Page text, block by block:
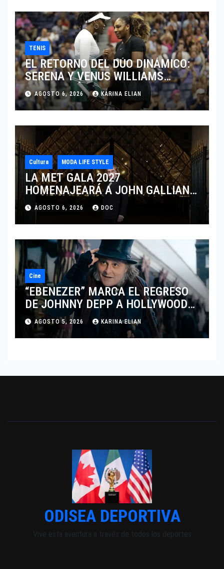
TENIS
EL RETORNO DEL DÚO DINÁMICO:
SERENA Y VENUS WILLIAMS
DISPUTARÁN LOS DOBLES EN
CINCINNATI 2026
AGOSTO 6, 2026 KARINA ELIAN
Cultura MODA LIFE STYLE
LA MET GALA 2027
HOMENAJEARÁ A JOHN GALLIANO
MARCANDO EL REGRESO DEL REY
DEL DRAMATISMO
AGOSTO 6, 2026 DOC
Cine
“EBENEZER” MARCA EL REGRESO
DE JOHNNY DEPP A HOLLYWOOD
TRAS SU PASO POR EL CINE
INDEPENDIENTE EUROPEO
AGOSTO 5, 2026 KARINA ELIAN
ODISEA DEPORTIVA
Vive esta aventura a través de todos los deportes